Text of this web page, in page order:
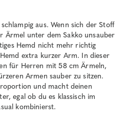
aus. Wenn sich der Stoff
Ärmel unter dem Sakko unsauber
Hemd nicht mehr richtig
extra kurzer Arm. In dieser
für Herren mit 58 cm Ärmeln,
Armen sauber zu sitzen.
und macht deinen
egal ob du es klassisch im
kombinierst.